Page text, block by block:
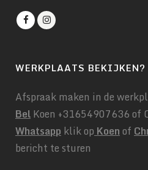
WERKPLAATS BEKIJKEN?
Afspraak maken in de
BelKoen +31654907636
Whatsapp klik op Koenof
bericht te sturen